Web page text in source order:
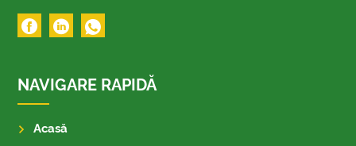
NAVIGARE RAPIDĂ
Acasă